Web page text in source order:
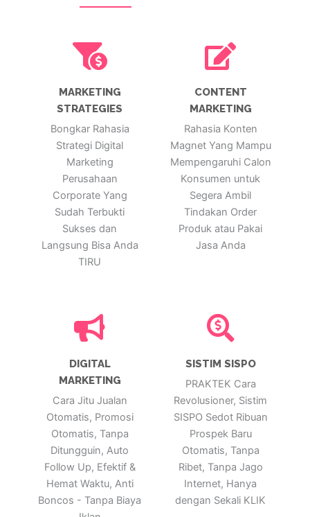
MARKETING
STRATEGIES
Bongkar Rahasia
Strategi Digital
Marketing
Perusahaan
Corporate Yang
Sudah Terbukti
Sukses dan
Langsung Bisa Anda
TIRU
CONTENT
MARKETING
Rahasia Konten
Magnet Yang Mampu
Mempengaruhi Calon
Konsumen untuk
Segera Ambil
Tindakan Order
Produk atau Pakai
Jasa Anda
DIGITAL
MARKETING
Cara Jitu Jualan
Otomatis, Promosi
Otomatis, Tanpa
Ditungguin, Auto
Follow Up, Efektif &
Hemat Waktu, Anti
Boncos - Tanpa Biaya
SISTIM SISPO
PRAKTEK Cara
Revolusioner, Sistim
SISPO Sedot Ribuan
Prospek Baru
Otomatis, Tanpa
Ribet, Tanpa Jago
Internet, Hanya
dengan Sekali KLIK